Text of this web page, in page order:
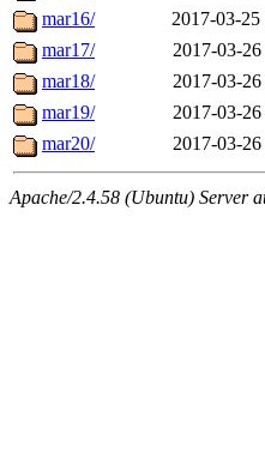
mar16/
2017-03-25
mar17/
2017-03-26
mar18/
2017-03-26
mar19/
2017-03-26
mar20/
2017-03-26
Apache/2.4.58 (Ubuntu) Server